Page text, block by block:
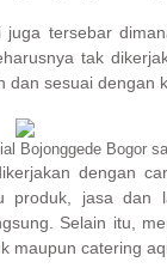
tersebar
tak
sesuai dengan
Bojonggede Bogor
dengan
jasa dan
Selain itu,
maupun catering